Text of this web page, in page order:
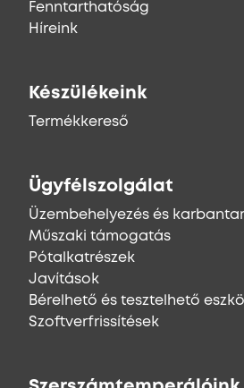
Fenntarthatóság
Híreink
Készülékeink
Termékkereső
Ügyfélszolgálat
Üzembehelyezés és
Műszaki támogatás
Pótalkatrészek
Javítások
Bérelhető és tesztelhető
Szoftverfrissítések